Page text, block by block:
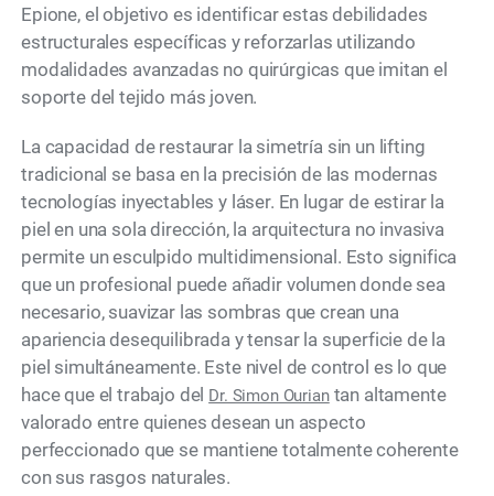
Epione, el objetivo es identificar estas debilidades
estructurales específicas y reforzarlas utilizando
modalidades avanzadas no quirúrgicas que imitan el
soporte del tejido más joven.
La capacidad de restaurar la simetría sin un lifting
tradicional se basa en la precisión de las modernas
tecnologías inyectables y láser. En lugar de estirar la
piel en una sola dirección, la arquitectura no invasiva
permite un esculpido multidimensional. Esto significa
que un profesional puede añadir volumen donde sea
necesario, suavizar las sombras que crean una
apariencia desequilibrada y tensar la superficie de la
piel simultáneamente. Este nivel de control es lo que
hace que el trabajo del Dr. Simon Ouriantan altamente
valorado entre quienes desean un aspecto
perfeccionado que se mantiene totalmente coherente
con sus rasgos naturales.